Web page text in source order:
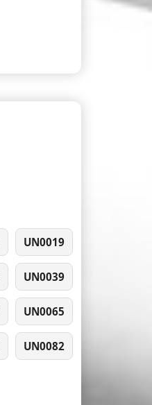
UN0019
UN0039
UN0065
UN0082